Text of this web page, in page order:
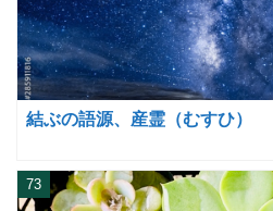
結ぶの語源、産霊（むすひ）
73